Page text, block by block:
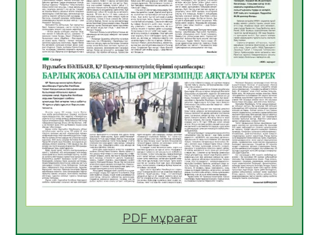
06.08.2026
28
Open Air: Қызылорда облысы полиция
департаменті 20 мыңнан астам
көрерменнің қауіпсіздігін қамтамасыз етті
06.08.2026
39
ҚЫЗЫЛОРДАДА «САНАЛЫ ҰРПАҚ –
ЖАРҚЫН БОЛАШАҚ» АТТЫ КЕҢЕЙТІЛГЕН
МӘЖІЛІС ӨТТІ
05.08.2026
39
Қазақстан Орталық Азиядағы көшуге ең
PDF мұрағат